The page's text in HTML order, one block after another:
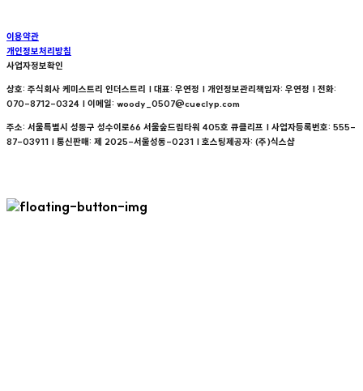
이용약관
개인정보처리방침
사업자정보확인
상호: 주식회사 케미스트리 인더스트리 | 대표: 우연정 | 개인정보관리책임자: 우연정 | 전화:
070-8712-0324 | 이메일: woody_0507@cueclyp.com
주소: 서울특별시 성동구 성수이로66 서울숲드림타워 405호 큐클리프 | 사업자등록번호: 555-
87-03911 | 통신판매: 제 2025-서울성동-0231 | 호스팅제공자: (주)식스샵